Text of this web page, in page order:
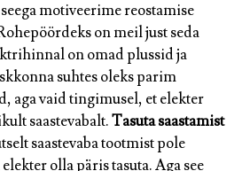
motiveerime reostamise
on meil just seda
on omad plussid ja
suhtes oleks parim
aga vaid tingimusel, et elekter
saastevabalt.Tasuta saastamist
saastevaba tootmist pole
elekter olla päris tasuta. Aga see